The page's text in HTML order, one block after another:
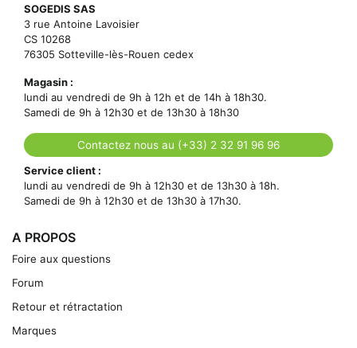
SOGEDIS SAS
3 rue Antoine Lavoisier
CS 10268
76305 Sotteville-lès-Rouen cedex
Magasin :
lundi au vendredi de 9h à 12h et de 14h à 18h30.
Samedi de 9h à 12h30 et de 13h30 à 18h30
Contactez nous au (+33) 2 32 91 96 96
Service client :
lundi au vendredi de 9h à 12h30 et de 13h30 à 18h.
Samedi de 9h à 12h30 et de 13h30 à 17h30.
A PROPOS
Foire aux questions
Forum
Retour et rétractation
Marques